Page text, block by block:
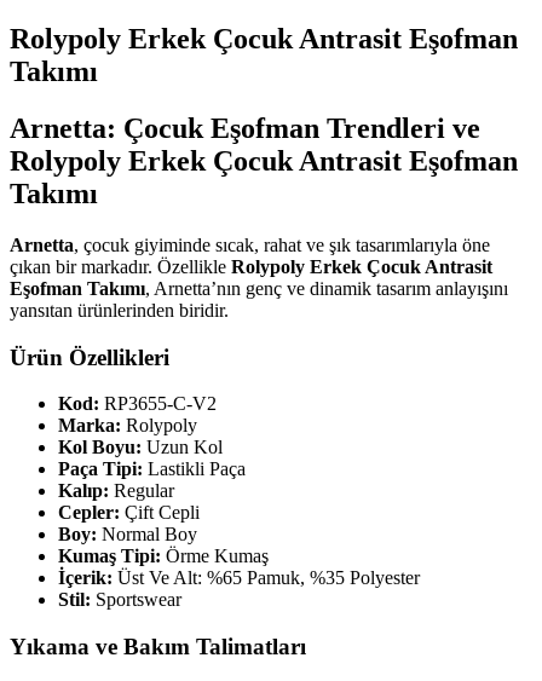
Rolypoly Erkek Çocuk Antrasit Eşofman
Takımı
Arnetta: Çocuk Eşofman Trendleri ve
Rolypoly Erkek Çocuk Antrasit Eşofman
Takımı
Arnetta, çocuk giyiminde sıcak, rahat ve şık tasarımlarıyla öne
çıkan bir markadır. Özellikle Rolypoly Erkek Çocuk Antrasit
Eşofman Takımı, Arnetta’nın genç ve dinamik tasarım anlayışını
yansıtan ürünlerinden biridir.
Ürün Özellikleri
Kod: RP3655-C-V2
Marka: Rolypoly
Kol Boyu: Uzun Kol
Paça Tipi: Lastikli Paça
Kalıp: Regular
Cepler: Çift Cepli
Boy: Normal Boy
Kumaş Tipi: Örme Kumaş
İçerik: Üst Ve Alt: %65 Pamuk, %35 Polyester
Stil: Sportswear
Yıkama ve Bakım Talimatları